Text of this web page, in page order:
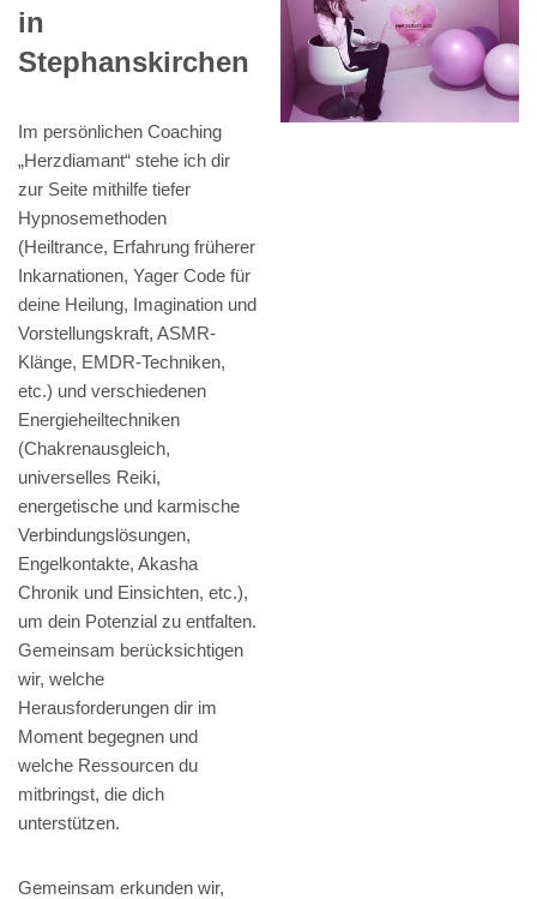
in
Stephanskirchen
Im persönlichen Coaching
„Herzdiamant“ stehe ich dir
zur Seite mithilfe tiefer
Hypnosemethoden
(Heiltrance, Erfahrung früherer
Inkarnationen, Yager Code für
deine Heilung, Imagination und
Vorstellungskraft, ASMR-
Klänge, EMDR-Techniken,
etc.) und verschiedenen
Energieheiltechniken
(Chakrenausgleich,
universelles Reiki,
energetische und karmische
Verbindungslösungen,
Engelkontakte, Akasha
Chronik und Einsichten, etc.),
um dein Potenzial zu entfalten.
Gemeinsam berücksichtigen
wir, welche
Herausforderungen dir im
Moment begegnen und
welche Ressourcen du
mitbringst, die dich
unterstützen.
Gemeinsam erkunden wir,